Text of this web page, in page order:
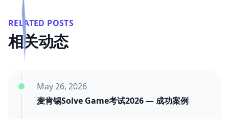
RELATED POSTS
相关动态
麦肯锡Solve Game考试2026 — 成功案例
May 26, 2026